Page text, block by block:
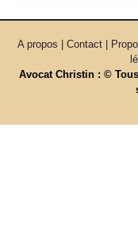
A propos | Contact |
Avocat Christin : ©